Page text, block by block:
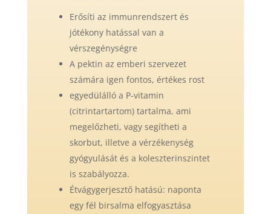
Erősíti az immunrendszert és
jótékony hatással van a
vérszegénységre
A pektin az emberi szervezet
számára igen fontos, értékes rost
egyedülálló a P-vitamin
(citrintartartom) tartalma, ami
megelőzheti, vagy segítheti a
skorbut, illetve a vérzékenység
gyógyulását és a koleszterinszintet
is szabályozza.
Étvágygerjesztő hatású: naponta
egy fél birsalma elfogyasztása